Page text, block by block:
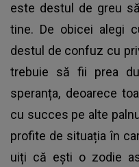
este destul de greu
tine. De obicei alegi
destul de confuz cu
trebuie să fii prea
speranța, deoarece
cu succes pe alte
profite de situația în
uiți că ești o zodie